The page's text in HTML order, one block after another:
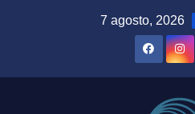
7 agosto, 2026